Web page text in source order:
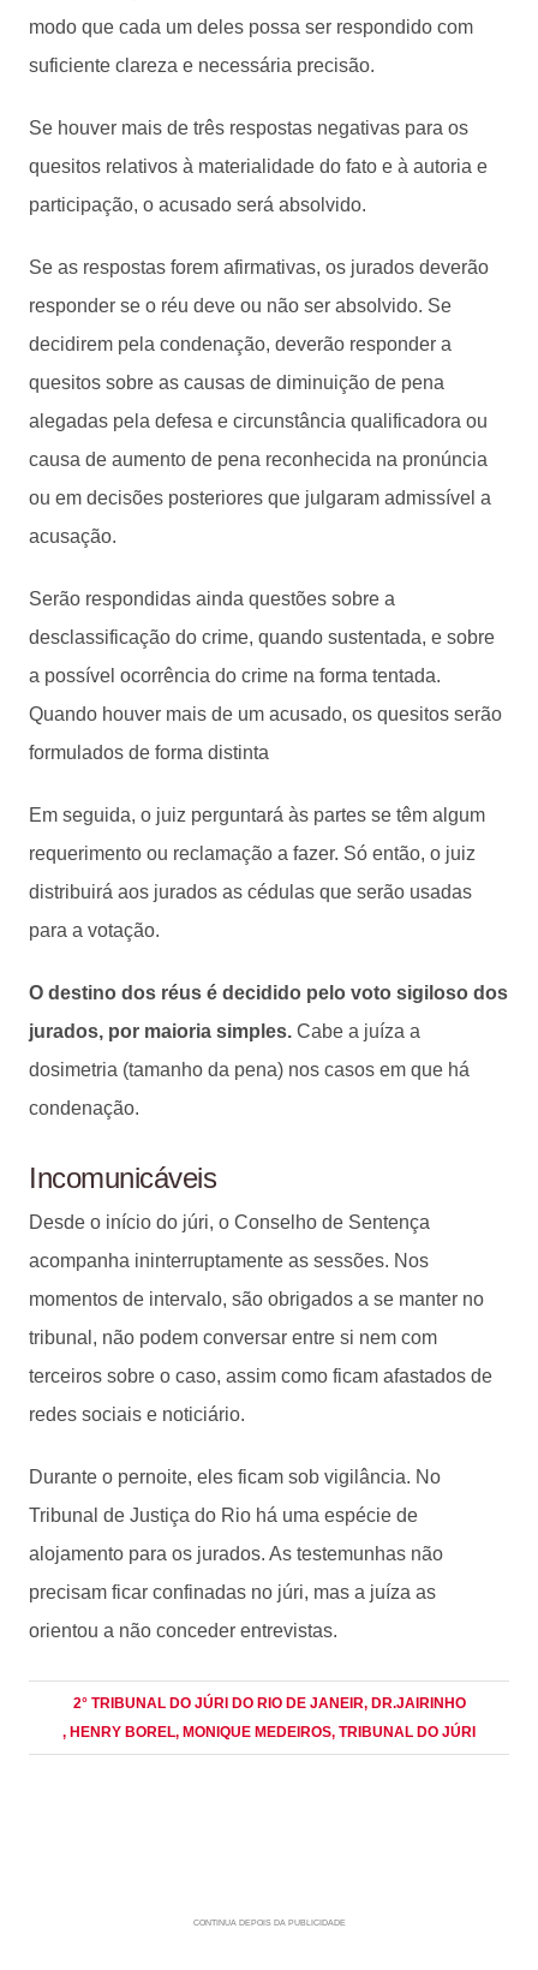
modo que cada um deles possa ser respondido com
suficiente clareza e necessária precisão.
Se houver mais de três respostas negativas para os
quesitos relativos à materialidade do fato e à autoria e
participação, o acusado será absolvido.
Se as respostas forem afirmativas, os jurados deverão
responder se o réu deve ou não ser absolvido. Se
decidirem pela condenação, deverão responder a
quesitos sobre as causas de diminuição de pena
alegadas pela defesa e circunstância qualificadora ou
causa de aumento de pena reconhecida na pronúncia
ou em decisões posteriores que julgaram admissível a
acusação.
Serão respondidas ainda questões sobre a
desclassificação do crime, quando sustentada, e sobre
a possível ocorrência do crime na forma tentada.
Quando houver mais de um acusado, os quesitos serão
formulados de forma distinta
Em seguida, o juiz perguntará às partes se têm algum
requerimento ou reclamação a fazer. Só então, o juiz
distribuirá aos jurados as cédulas que serão usadas
para a votação.
O destino dos réus é decidido pelo voto sigiloso dos
jurados, por maioria simples. Cabe a juíza a
dosimetria (tamanho da pena) nos casos em que há
condenação.
Incomunicáveis
Desde o início do júri, o Conselho de Sentença
acompanha ininterruptamente as sessões. Nos
momentos de intervalo, são obrigados a se manter no
tribunal, não podem conversar entre si nem com
terceiros sobre o caso, assim como ficam afastados de
redes sociais e noticiário.
Durante o pernoite, eles ficam sob vigilância. No
Tribunal de Justiça do Rio há uma espécie de
alojamento para os jurados. As testemunhas não
precisam ficar confinadas no júri, mas a juíza as
orientou a não conceder entrevistas.
2° TRIBUNAL DO JÚRI DO RIO DE JANEIR, DR.JAIRINHO
, HENRY BOREL, MONIQUE MEDEIROS, TRIBUNAL DO JÚRI